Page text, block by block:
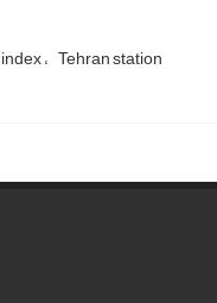
Tehran station